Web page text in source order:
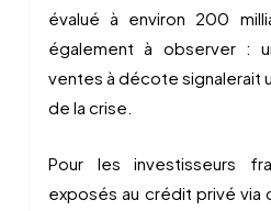
évalué à environ 200
également à observer :
ventes à décote signalerait
de la crise.
Pour les investisseurs
exposés au crédit privé